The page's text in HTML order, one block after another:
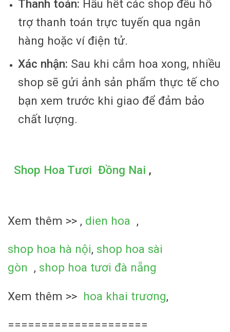
Thanh toán: Hầu hết các shop đều hỗ
trợ thanh toán trực tuyến qua ngân
hàng hoặc ví điện tử.
Xác nhận: Sau khi cắm hoa xong, nhiều
shop sẽ gửi ảnh sản phẩm thực tế cho
bạn xem trước khi giao để đảm bảo
chất lượng.
Shop Hoa Tươi Đồng Nai ,
Xem thêm >> , dien hoa ,
shop hoa hà nội, shop hoa sài
gòn , shop hoa tươi đà nẵng
Xem thêm >> hoa khai trương,
=====================